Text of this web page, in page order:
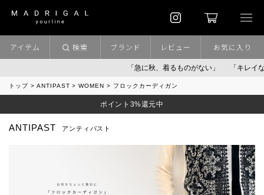
「急に秋、着るものがない」 「キレイなニ
アイテム 検索 ブランド レビュー お気に入り
トップ ANTIPAST WOMEN フロックカーディガン
ポイント3%還元中
ANTIPAST アンティパスト